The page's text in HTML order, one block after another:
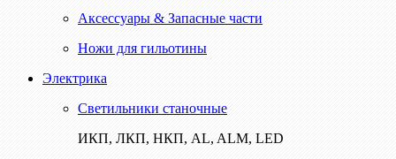
Аксессуары & Запасные части
Ножи для гильотины
Электрика
Светильники станочные
ИКП, ЛКП, НКП, AL, ALM, LED